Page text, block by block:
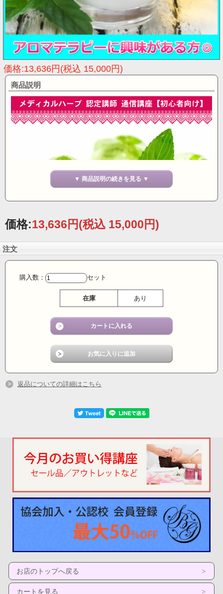
価格:13,636円(税込 15,000円)
商品説明
▼ 商品説明の続きを見る ▼
価格:13,636円(税込 15,000円)
注文
購入数： セット
在庫 あり
返品についての詳細はこちら
お店のトップへ戻る
カートを見る